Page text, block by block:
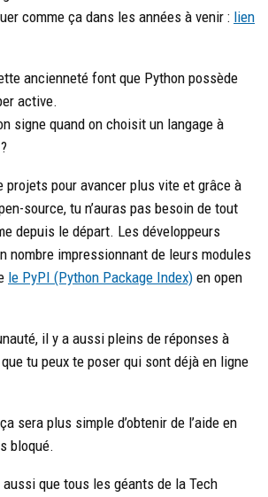
comme ça dans les années à venir : lien
ancienneté font que Python possède
active.
signe quand on choisit un langage à
projets pour avancer plus vite et grâce à
source, tu n’auras pas besoin de tout
depuis le départ. Les développeurs
nombre impressionnant de leurs modules
le PyPI (Python Package Index) en open
il y a aussi pleins de réponses à
tu peux te poser qui sont déjà en ligne
sera plus simple d’obtenir de l’aide en
bloqué.
que tous les géants de la Tech